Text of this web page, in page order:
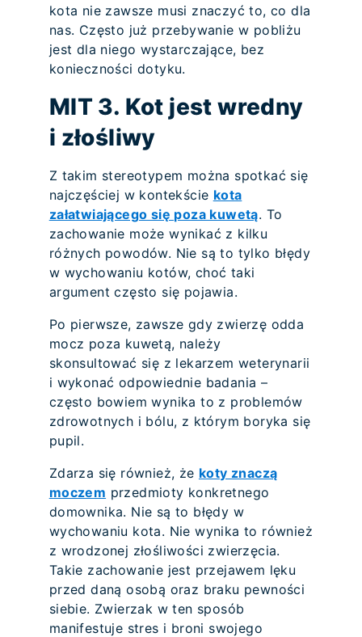
kota nie zawsze musi znaczyć to, co dla
nas. Często już przebywanie w pobliżu
jest dla niego wystarczające, bez
konieczności dotyku.
MIT 3. Kot jest wredny
i złośliwy
Z takim stereotypem można spotkać się
najczęściej w kontekście kota
załatwiającego się poza kuwetą. To
zachowanie może wynikać z kilku
różnych powodów. Nie są to tylko błędy
w wychowaniu kotów, choć taki
argument często się pojawia.
Po pierwsze, zawsze gdy zwierzę odda
mocz poza kuwetą, należy
skonsultować się z lekarzem weterynarii
i wykonać odpowiednie badania –
często bowiem wynika to z problemów
zdrowotnych i bólu, z którym boryka się
pupil.
Zdarza się również, że koty znaczą
moczem przedmioty konkretnego
domownika. Nie są to błędy w
wychowaniu kota. Nie wynika to również
z wrodzonej złośliwości zwierzęcia.
Takie zachowanie jest przejawem lęku
przed daną osobą oraz braku pewności
siebie. Zwierzak w ten sposób
manifestuje stres i broni swojego